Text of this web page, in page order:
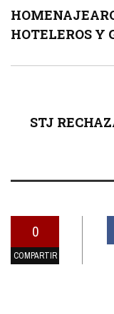
HOTELEROS Y
STJ
0
COMPARTIR